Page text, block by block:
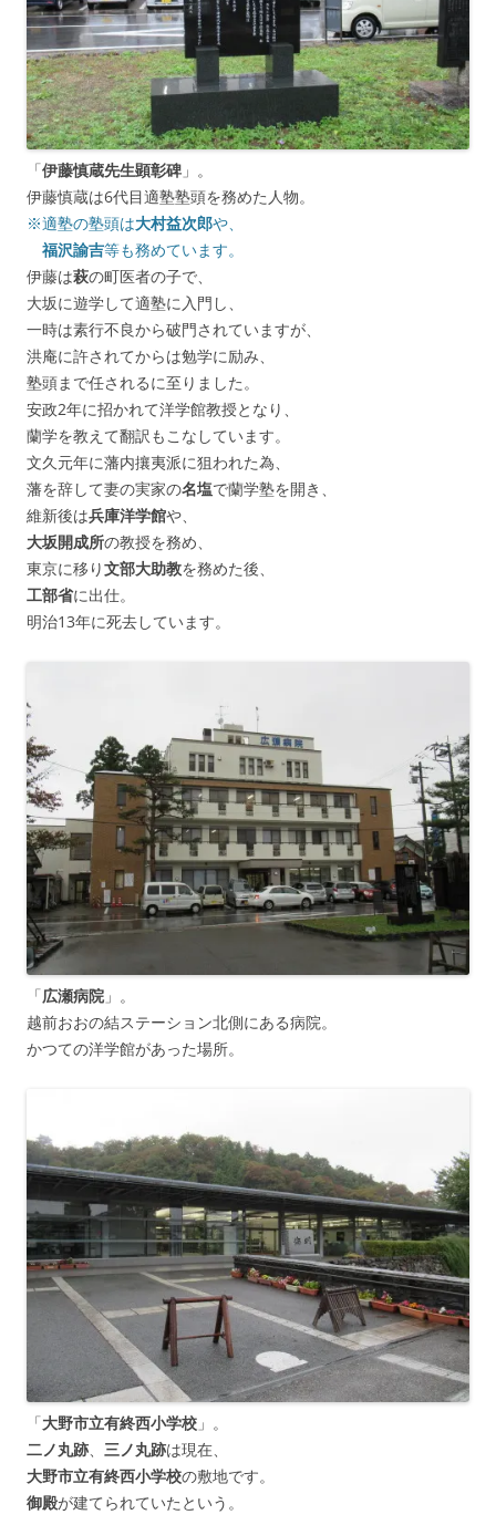
「伊藤慎蔵先生顕彰碑 」。
伊藤慎蔵は6代目適塾塾頭を務めた人物。
※適塾の塾頭は大村益次郎や、
福沢諭吉等も務めています。
伊藤は萩の町医者の子で、
大坂に遊学して適塾に入門し、
一時は素行不良から破門されていますが、
洪庵に許されてからは勉学に励み、
塾頭まで任されるに至りました。
安政2年に招かれて洋学館教授となり、
蘭学を教えて翻訳もこなしています。
文久元年に藩内攘夷派に狙われた為、
藩を辞して妻の実家の名塩で蘭学塾を開き、
維新後は兵庫洋学館や、
大坂開成所の教授を務め、
東京に移り文部大助教を務めた後、
工部省に出仕。
明治13年に死去しています。
「広瀬病院 」。
越前おおの結ステーション北側にある病院。
かつての洋学館があった場所。
「大野市立有終西小学校 」。
二ノ丸跡、 三ノ丸跡は現在、
大野市立有終西小学校の敷地です。
御殿が建てられていたという。